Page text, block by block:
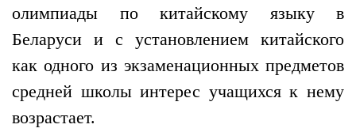
олимпиады по китайскому языку в
Беларуси и с установлением китайского
как одного из экзаменационных предметов
средней школы интерес учащихся к нему
возрастает.